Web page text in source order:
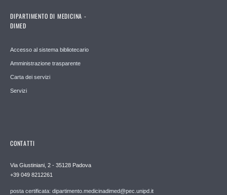
DIPARTIMENTO DI MEDICINA -
DIMED
Accesso al sistema bibliotecario
Amministrazione trasparente
Carta dei servizi
Servizi
CONTATTI
Via Giustiniani, 2 - 35128 Padova
+39 049 8212261
posta certificata: dipartimento.medicinadimed@pec.unipd.it